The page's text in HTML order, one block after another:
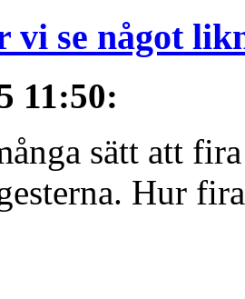
vi se något
11:50:
sätt att
Hur